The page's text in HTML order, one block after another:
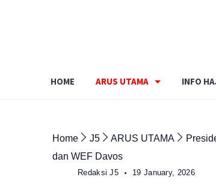
HOME ARUS UTAMA INFO
Home J5 ARUS UTAMA
dan WEF Davos
Redaksi J5 19 January, 2026